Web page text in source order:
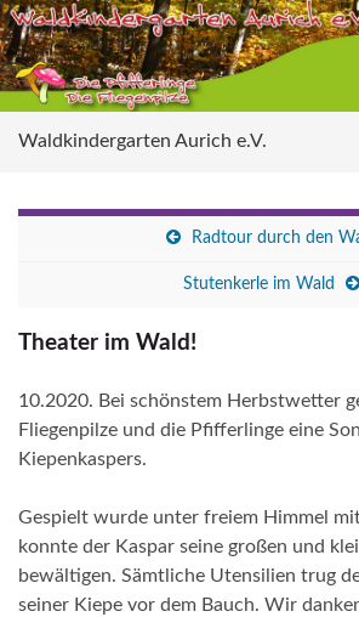
Waldkindergarten Aurich e.V.
Radtour durch den
Stutenkerle im Wald
Theater im Wald!
10.2020. Bei schönstem Herbstwetter
Fliegenpilze und die Pfifferlinge eine
Kiepenkaspers.
Gespielt wurde unter freiem Himmel
konnte der Kaspar seine großen und
bewältigen. Sämtliche Utensilien trug
seiner Kiepe vor dem Bauch. Wir